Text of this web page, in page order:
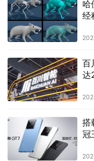
哈
经
百
达
搭
冠